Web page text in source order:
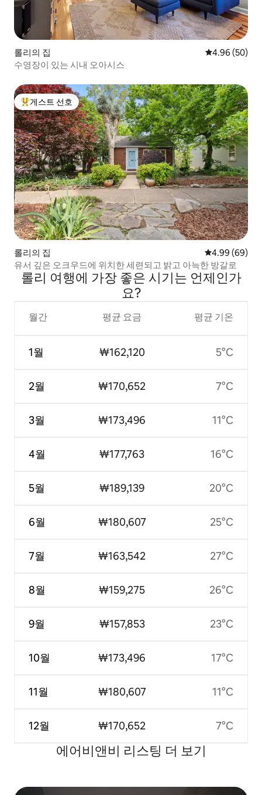
롤리의 집 평점 4.96점(5
4.96 (50)
수영장이 있는 시내 오아시스
상위 게스트 선호
게스트 선호
롤리의 집 평점 4.99점(5
4.99 (69)
유서 깊은 오크우드에 위치한 세련되고 밝고 아늑한 방갈로
롤리 여행에 가장 좋은 시기는 언제인가
요?
월간
1월
2월
3월
4월
5월
6월
7월
8월
9월
10월
11월
12월
평균 요금
₩162,120
₩170,652
₩173,496
₩177,763
₩189,139
₩180,607
₩163,542
₩159,275
₩157,853
₩173,496
₩180,607
₩170,652
평균 기온
5°C
7°C
11°C
16°C
20°C
25°C
27°C
26°C
23°C
17°C
11°C
7°C
에어비앤비 리스팅 더 보기